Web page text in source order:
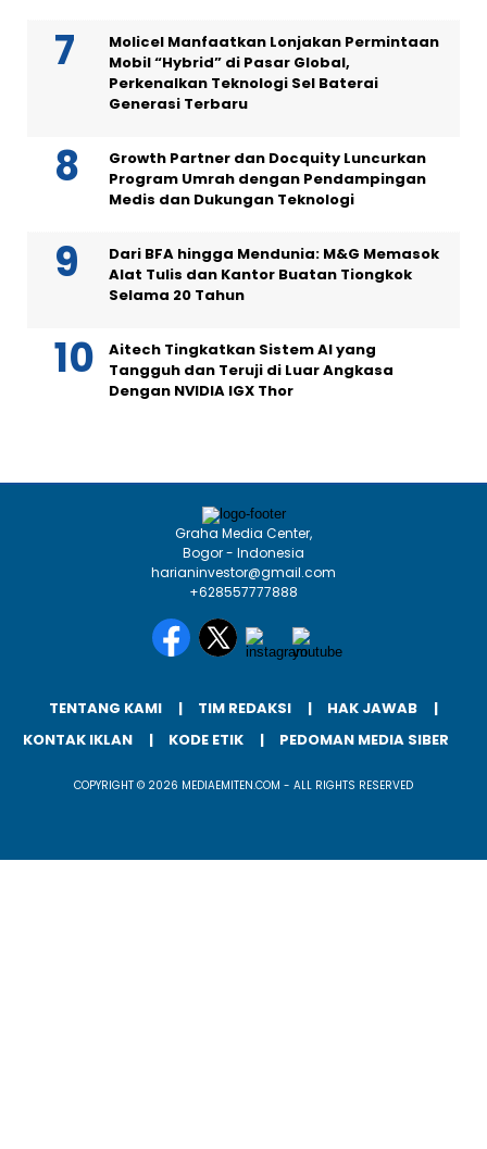
Molicel Manfaatkan Lonjakan Permintaan
Mobil “Hybrid” di Pasar Global,
Perkenalkan Teknologi Sel Baterai
Generasi Terbaru
Growth Partner dan Docquity Luncurkan
Program Umrah dengan Pendampingan
Medis dan Dukungan Teknologi
Dari BFA hingga Mendunia: M&G Memasok
Alat Tulis dan Kantor Buatan Tiongkok
Selama 20 Tahun
Aitech Tingkatkan Sistem AI yang
Tangguh dan Teruji di Luar Angkasa
Dengan NVIDIA IGX Thor
Graha Media Center,
Bogor - Indonesia
harianinvestor@gmail.com
+628557777888
TENTANG KAMI TIM REDAKSI
HAK JAWAB
KONTAK IKLAN
KODE ETIK PEDOMAN MEDIA SIBER
COPYRIGHT © 2026 MEDIAEMITEN.COM - ALL RIGHTS RESERVED